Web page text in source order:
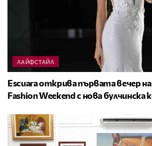
ЛАЙФСТАЙЛ
Escuara открива първата вечер
Fashion Weekend с нова булчинска